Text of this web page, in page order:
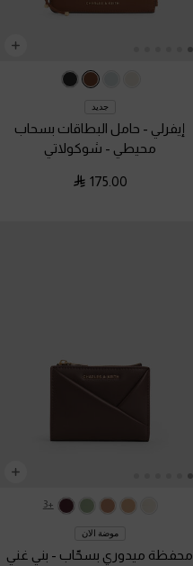
جديد
إيفرلي - حامل البطاقات بسحاب
محيطي - شوكولاتي
175.00
+3
موضة الان
محفظة ميدوري بسحّاب - بني غني